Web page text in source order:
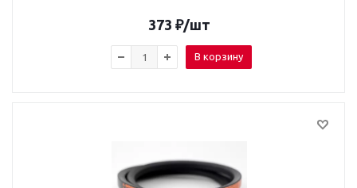
373 ₽/шт
В корзину